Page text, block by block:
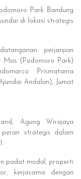
Park Bandung
di lokasi strategis
perjanjian
Mas (Podomoro Park)
Prismatama
Andalan), Jumat
Agung Wirajaya
strategis dalam
padat modal, properti
kerjasama dengan